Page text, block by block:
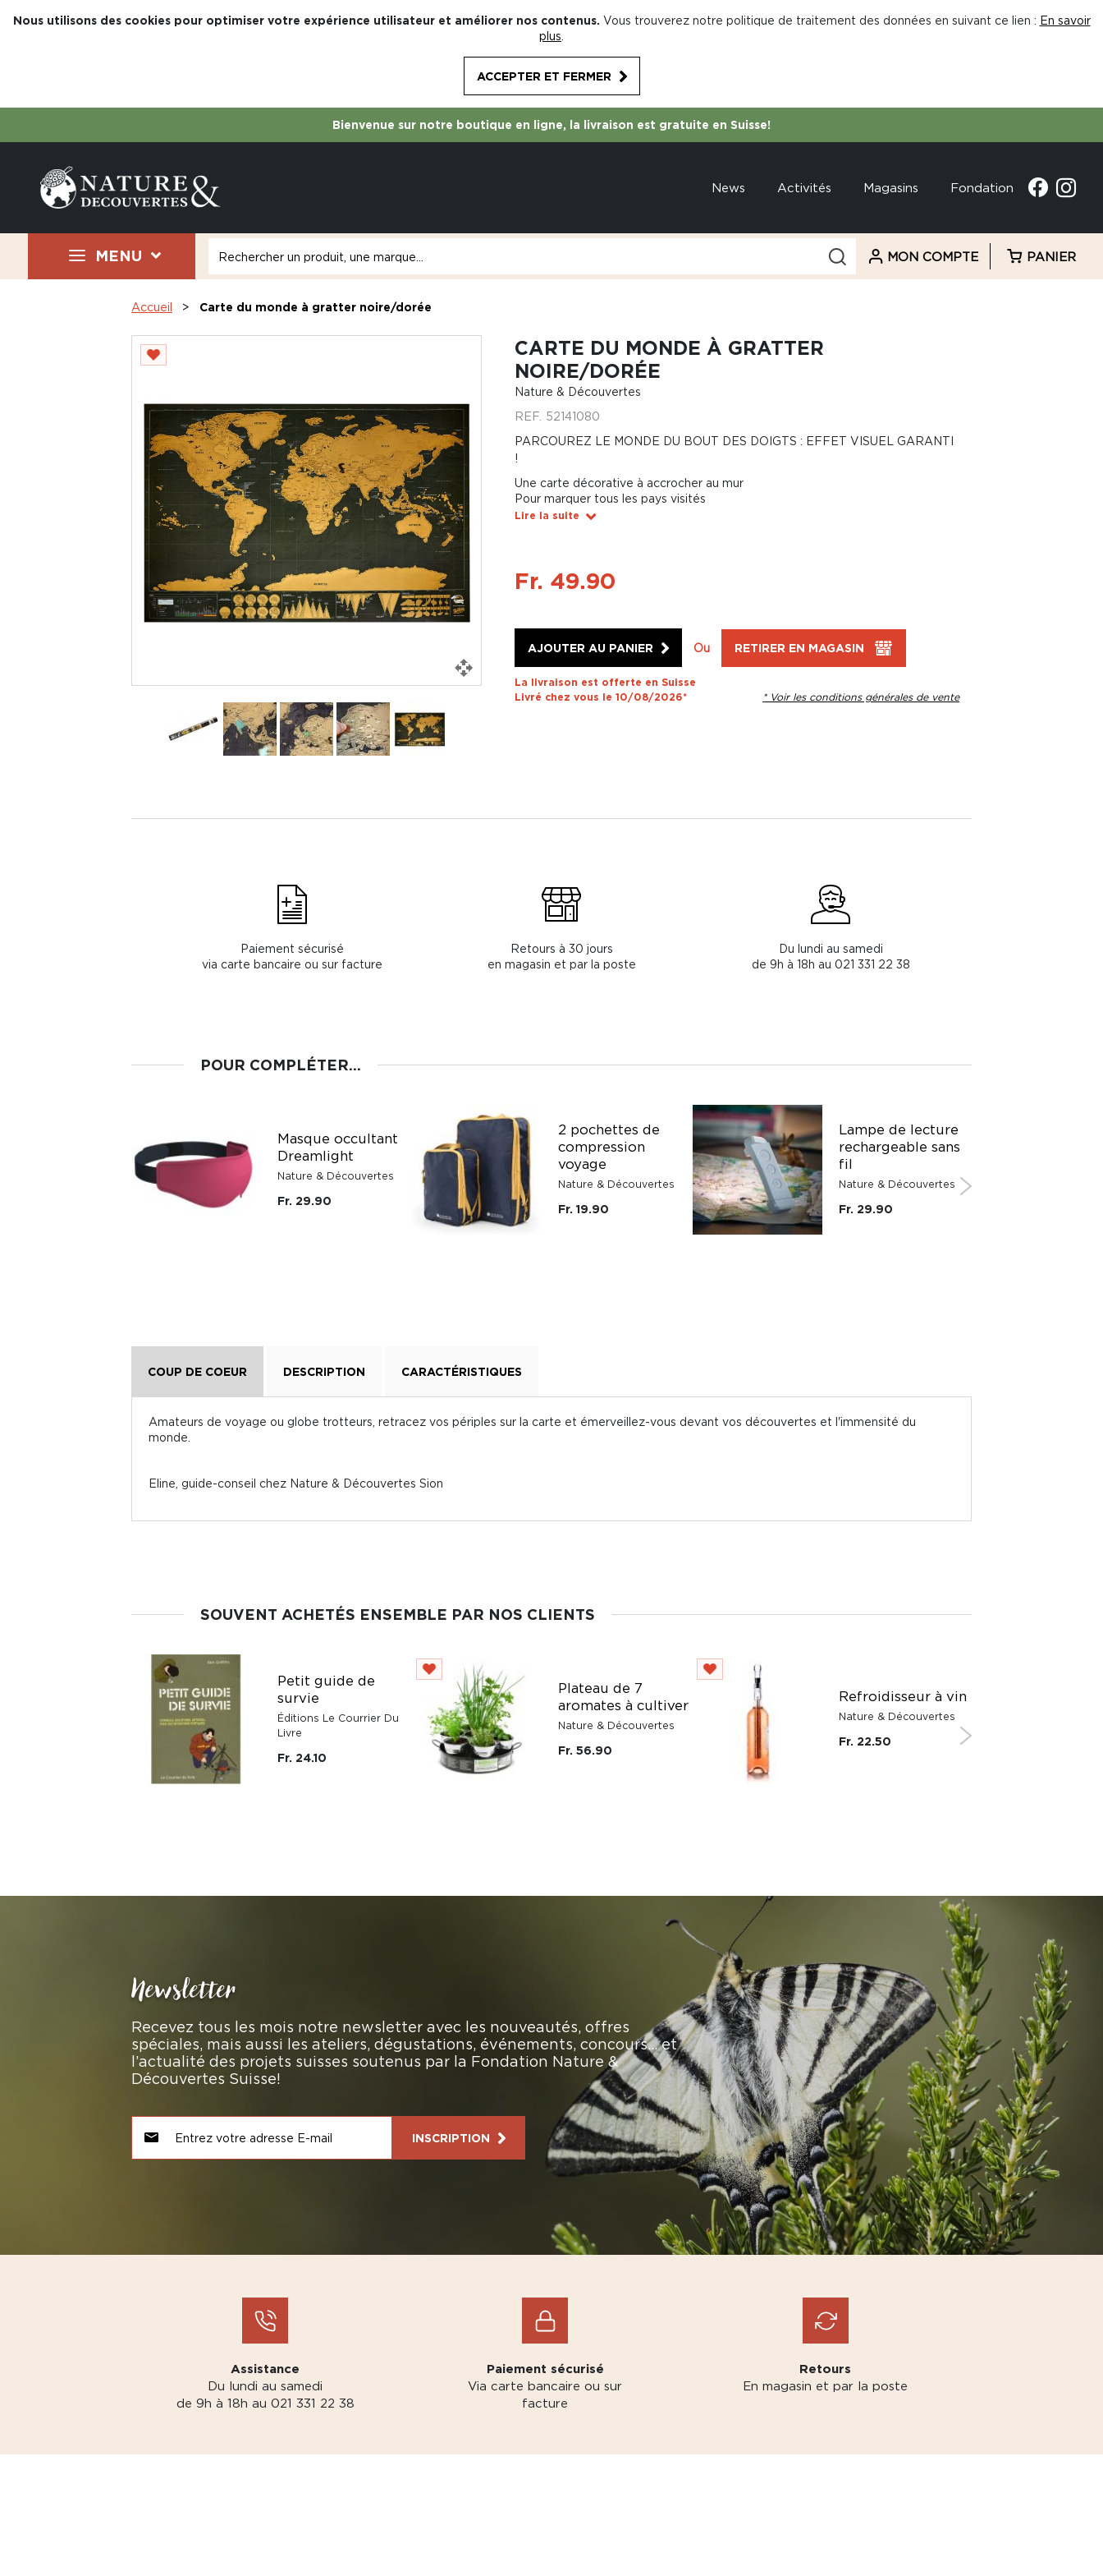
Nous utilisons des cookies pour optimiser votre expérience utilisateur et améliorer nos contenus. Vous trouverez notre politique de traitement des données en suivant ce lien : En savoir
plus
ACCEPTER ET FERMER
Bienvenue sur notre boutique en ligne, la livraison est gratuite en Suisse!
News Activités Magasins Fondation
MENU MON COMPTE PANIER
Accueil Carte du monde à gratter noire/dorée
CARTE DU MONDE À GRATTER
NOIRE/DORÉE
Nature & Découvertes
REF. 52141080
PARCOUREZ LE MONDE DU BOUT DES DOIGTS : EFFET VISUEL GARANTI
!
Une carte décorative à accrocher au mur
Pour marquer tous les pays visités
Lire la suite
Fr. 49.90
AJOUTER AU PANIER Ou RETIRER EN MAGASIN
La livraison est offerte en Suisse
Livré chez vous le 10/08/2026*
* Voir les conditions générales de vente
Paiement sécurisé
via carte bancaire ou sur facture
Retours à 30 jours
en magasin et par la poste
Du lundi au samedi
de 9h à 18h au 021 331 22 38
POUR COMPLÉTER...
Masque occultant
Dreamlight
Nature & Découvertes
Fr. 29.90
2 pochettes de
compression
voyage
Nature & Découvertes
Fr. 19.90
Lampe de lecture
rechargeable sans
fil
Nature & Découvertes
Fr. 29.90
COUP DE COEUR DESCRIPTION CARACTÉRISTIQUES
Amateurs de voyage ou globe trotteurs, retracez vos périples sur la carte et émerveillez-vous devant vos découvertes et l'immensité du
monde.
Eline, guide-conseil chez Nature & Découvertes Sion
SOUVENT ACHETÉS ENSEMBLE PAR NOS CLIENTS
Petit guide de
survie
Éditions Le Courrier Du
Livre
Fr. 24.10
Plateau de 7
aromates à cultiver
Nature & Découvertes
Fr. 56.90
Refroidisseur à vin
Nature & Découvertes
Fr. 22.50
Newsletter
Recevez tous les mois notre newsletter avec les nouveautés, offres
spéciales, mais aussi les ateliers, dégustations, événements, concours… et
l’actualité des projets suisses soutenus par la Fondation Nature &
Découvertes Suisse!
INSCRIPTION
Assistance
Du lundi au samedi
de 9h à 18h au 021 331 22 38
Paiement sécurisé
Via carte bancaire ou sur
facture
Retours
En magasin et par la poste